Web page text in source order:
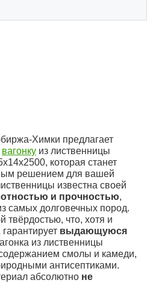
Химки предлагает
вагонку из лиственницы
которая станет
решением для вашей
известна своей
и прочностью,
самых долговечных пород.
твёрдостью, что, хотя и
выдающуюся
из лиственницы
смолы и камеди,
антисептиками.
абсолютно не